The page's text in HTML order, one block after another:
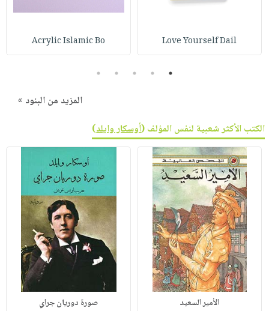
Love Yourself Dail
Acrylic Islamic Bo
1
2
3
4
5
المزيد من البنود »
الكتب الأكثر شعبية لنفس المؤلف (أوسكار وايلد)
الأمير السعيد صورة دوريان جراي